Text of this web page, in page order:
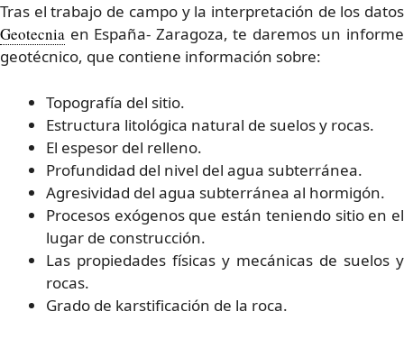
Tras el trabajo de campo y la interpretación de los datos
Geotecnia en España- Zaragoza, te daremos un informe
geotécnico, que contiene información sobre:
Topografía del sitio.
Estructura litológica natural de suelos y rocas.
El espesor del relleno.
Profundidad del nivel del agua subterránea.
Agresividad del agua subterránea al hormigón.
Procesos exógenos que están teniendo sitio en el
lugar de construcción.
Las propiedades físicas y mecánicas de suelos y
rocas.
Grado de karstificación de la roca.